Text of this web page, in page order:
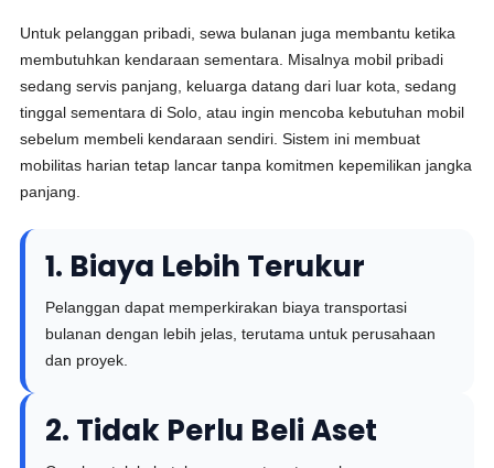
Untuk pelanggan pribadi, sewa bulanan juga membantu ketika
membutuhkan kendaraan sementara. Misalnya mobil pribadi
sedang servis panjang, keluarga datang dari luar kota, sedang
tinggal sementara di Solo, atau ingin mencoba kebutuhan mobil
sebelum membeli kendaraan sendiri. Sistem ini membuat
mobilitas harian tetap lancar tanpa komitmen kepemilikan jangka
panjang.
1. Biaya Lebih Terukur
Pelanggan dapat memperkirakan biaya transportasi
bulanan dengan lebih jelas, terutama untuk perusahaan
dan proyek.
2. Tidak Perlu Beli Aset